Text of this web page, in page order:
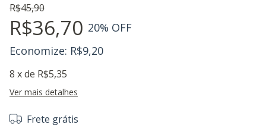
R$45,90
R$36,70 20% OFF
Economize: R$9,20
8 x de R$5,35
Ver mais detalhes
Frete grátis